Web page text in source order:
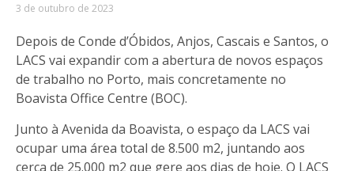
3 de outubro de 2023
Depois de Conde d’Óbidos, Anjos, Cascais e Santos, o
LACS vai expandir com a abertura de novos espaços
de trabalho no Porto, mais concretamente no
Boavista Office Centre (BOC).
Junto à Avenida da Boavista, o espaço da LACS vai
ocupar uma área total de 8.500 m2, juntando aos
cerca de 25.000 m2 que gere aos dias de hoje. O LACS